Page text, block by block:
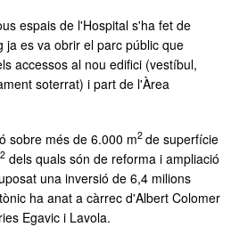
espais de l'Hospital s'ha fet de
ja es va obrir el parc públic que
accessos al nou edifici (vestíbul,
soterrat) i part de l'Àrea
sobre més de 6.000 m2 de superfície
2 dels quals són de reforma i ampliació
una inversió de 6,4 milions
ha anat a càrrec d'Albert Colomer
Egavic i Lavola.